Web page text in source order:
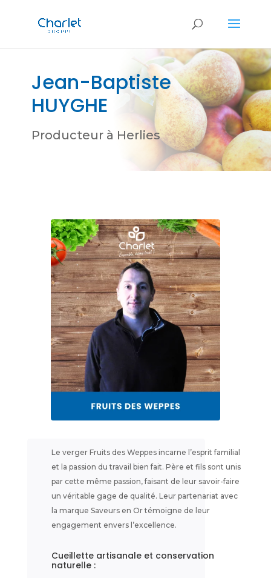
Jean-Baptiste
HUYGHE
Producteur à Herlies
Le verger Fruits des Weppes incarne l’esprit familial
et la passion du travail bien fait. Père et fils sont unis
par cette même passion, faisant de leur savoir-faire
un véritable gage de qualité. Leur partenariat avec
la marque Saveurs en Or témoigne de leur
engagement envers l’excellence.
Cueillette artisanale et conservation
naturelle :